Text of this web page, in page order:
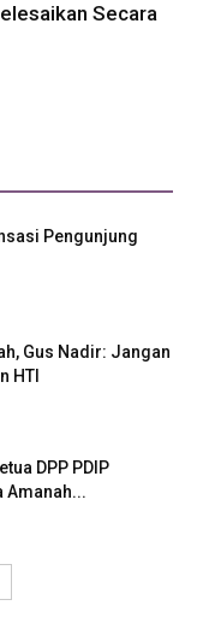
Secara
Pengunjung
Gus Nadir: Jangan
HTI
DPP PDIP
Amanah...